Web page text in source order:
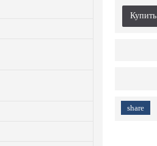
share